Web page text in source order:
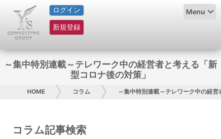
ログイン
新規登録
Menu
HOME
サービス紹介
コラム
お問い合わせ
～集中特別連載～テレワーク中の経営者と考える「新
型コロナ後の対策」
HOME コラム ～集中特別連載～テレワーク中の経
コラム記事検索